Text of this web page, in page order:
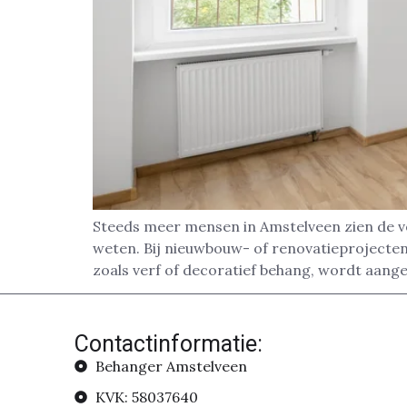
Steeds meer mensen in Amstelveen zien
weten. Bij nieuwbouw- of
zoals verf of decoratief behang, wordt
Contactinformatie:
Behanger Amstelveen
KVK: 58037640